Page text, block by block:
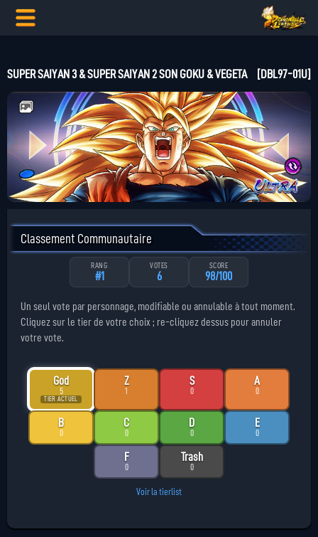
SUPER SAIYAN 3 & SUPER SAIYAN 2 SON GOKU & VEGETA [DBL97-01U]
Classement Communautaire
RANG
#1
VOTES
6
SCORE
98/100
Un seul vote par personnage, modifiable ou annulable à tout moment.
Cliquez sur le tier de votre choix ; re-cliquez dessus pour annuler
votre vote.
God
5
TIER ACTUEL
Z
1
S
0
A
0
B
0
C
0
D
0
E
0
F
0
Trash
0
Voir la tierlist